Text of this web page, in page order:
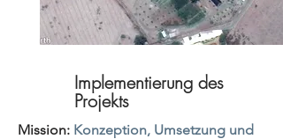
Implementierung des
Projekts
Mission: Konzeption, Umsetzung und